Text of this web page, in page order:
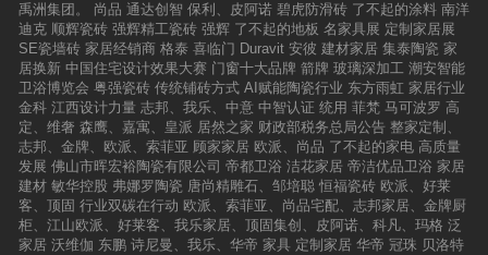
禹洲集团。
尚品 通达创智 保利、皮阿诺 碧虎防滑砖 了不起的涂料 南洋
迪克 顺辉瓷砖 强辉精工瓷砖 强辉 了不起的地板 名家具展 定制家居展
SE瓷墙砖 家居经销商 格泰 喜临门 Duravit 安彼 建材家居 集泰陶瓷 家
居换新 中国住宅设计效果大赛 门窗十大品牌 箭牌 玻璃深加工 潮安智能
卫浴博览会 粤强瓷砖 传统铺砖方式 AI赋能陶瓷行业 东方雨虹 家居行业
金科 江西设计力量 志邦、我乐、中意 中智认证 统用 菲梵 马可波罗 高
定、维奢 森鹰、嘉寓、皇派 居然之家 财政部税务总局公告 整家定制、
志邦、金牌、欧派、索菲亚 顾家家居 欧派、尚品 了不起的家电 高质量
发展 佛山市晖宏裕陶瓷有限公司 帝都卫浴 洁花家居 帝洁优品卫浴 家居
建材 敏华控股 弗娜罗陶瓷 唐尚精雕石、邹培聪 恒福瓷砖 欧派、好莱
客、顶固 行业双碳在行动 欧派、索菲亚、尚品宅配、志邦家居、金牌厨
柜、江山欧派、好莱客、我乐家居、顶固集创、皮阿诺、科凡、玛格 泛
家居 沃维伽 东鹏 诗尼曼、我乐、华帝 家具 定制家居 华帝 冠珠 贝洛特